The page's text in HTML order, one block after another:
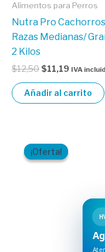
Alimentos para Perros
Nutra Pro Cachorros
Razas Medianas/
2 Kilos
$12,50 $11,19 IVA
Añadir al carrito
¡Oferta!
¡Oferta!
precio
original